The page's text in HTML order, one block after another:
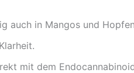
auch in Mangos und
mit dem